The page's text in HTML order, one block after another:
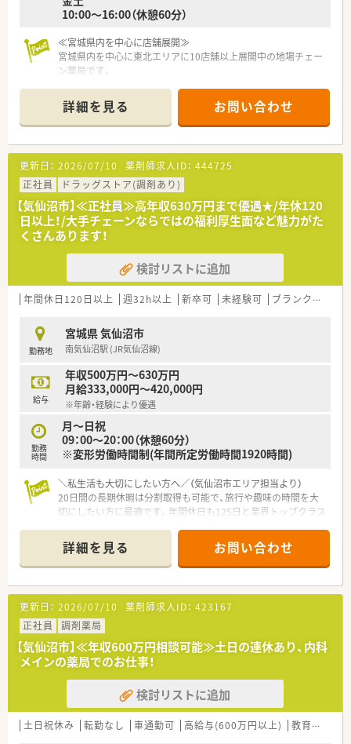
■「地域の人々の健康を支えたい」という思いを大事にされてい
■薬局長や管理職、幹部候補などのキャリアアップを目指したい
方！
10:00～16:00（休憩60分）
≪宮城県内を中心に店舗展開≫
宮城県内を中心に東北エリアに10店舗以上展開中の地場チェー
ン薬局です。
です。
調剤薬局の運営にとどまらず、福祉・介護事業にも参入してお
り、会社としての安定感もございます。
≪おすすめポイント☆教育制度・設備充実≫
教育に力を入れており、本社研修やセミナー、勉強会など様々な
取り組みを行っています。
若年層のスタッフが仕事をしながらステップアップ出来るよう
な環境を整えています。
また、業務効率化のため、最新機器の導入を積極的に行い、薬物
事故防止はもちろん、本来業務に費やすはずだった時間を、患者
様との時間に変えるよう努めております。
≪薬局について≫
本吉津谷インターチェンジからもほど近く、市外からの通勤にも
徒歩圏内にコンビニやお車5分の位置に海水浴場もあり、自然を
感じながらご勤務いただけます。
内科クリニック門前の処方せんを受けている調剤薬局で、処方箋
も1日20枚程度と落ち着いていますので、急がず落ち着いて調剤
業務を行うことが出来ます。
≪こんな方におススメ≫
・患者様とのコミュニケーションを大切にできる方
・薬剤師としてスキルアップを目指す方
詳細を見る お問い合わせ
更新日： 2026/07/10 薬剤師求人ID： 444725
正社員
ドラッグストア(調剤あり)
【気仙沼市】≪正社員≫高年収630万円まで優遇★/年休120
日以上！/大手チェーンならではの福利厚生面など魅力がた
くさんあります！
検討リストに追加
年間休日120日以上 週32h以上 新卒可 未経験可 ブランク可
勤務地
宮城県 気仙沼市
南気仙沼駅 (JR気仙沼線)
給与
年収500万円～630万円
月給333,000円～420,000円
※年齢・経験により優遇
勤務
時間
月～日祝
09：00～20：00（休憩60分）
※変形労働時間制(年間所定労働時間1920時間)
＼私生活も大切にしたい方へ／（気仙沼市エリア担当より）
20日間の長期休暇は分割取得も可能で、旅行や趣味の時間を大
切にしたい方に最適です。年間休日も125日と業界トップクラス
【店舗情報と応需状況について】
■南気仙沼駅から徒歩15分の場所に位置する大型の商業施設内
にある店舗で、お仕事帰りにお買い物も楽しめる便利な立地で
す。
■総合病院をはじめとする近隣の医療機関から様々な科目の処
方箋を面で応需しており、幅広い知識を習得できる環境です。
■1日の処方箋枚数は30枚から40枚程度と比較的落ち着いてお
り、一人ひとりの患者様と丁寧に向き合いながら業務に励めま
す。
【法人特徴について】
■日本を代表する大手総合小売企業が母体であり、非常に安定し
た経営基盤が魅力です。
詳細を見る お問い合わせ
更新日： 2026/07/10 薬剤師求人ID： 423167
正社員
調剤薬局
【気仙沼市】≪年収600万円相談可能≫土日の連休あり、内科
メインの薬局でのお仕事！
検討リストに追加
土日祝休み 転勤なし 車通勤可 高給与(600万円以上) 教育制度あり